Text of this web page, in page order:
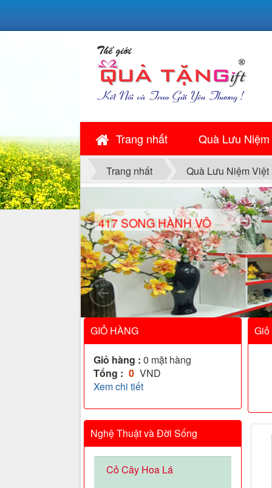
Trang nhất Quà Lưu
Trang nhất Quà Lưu Niệm Việt
GIỎ HÀNG
Giỏ hàng : 0 mặt hàng
Tổng : 0 VND
Xem chi tiết
Nghệ Thuật và Đời Sống
Cỏ Cây Hoa Lá